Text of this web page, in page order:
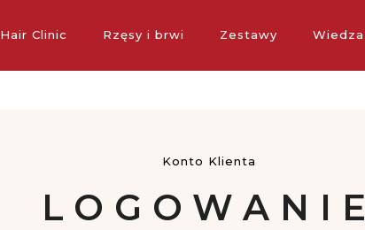
Hair Clinic Rzęsy i brwi Zestawy Wiedza
Konto Klienta
LOGOWANIE